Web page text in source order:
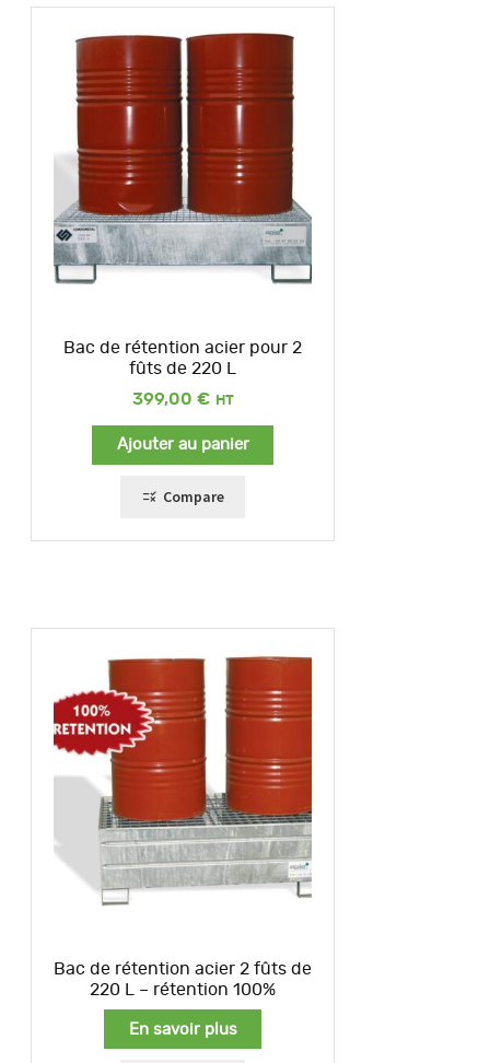
Bac de rétention acier pour 2
fûts de 220 L
399,00 €
Ajouter au panier
Compare
Bac de rétention acier 2 fûts de
220 L – rétention 100%
En savoir plus